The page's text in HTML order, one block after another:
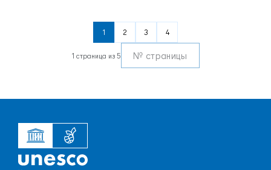
1 2 3 4
1 страница из 5